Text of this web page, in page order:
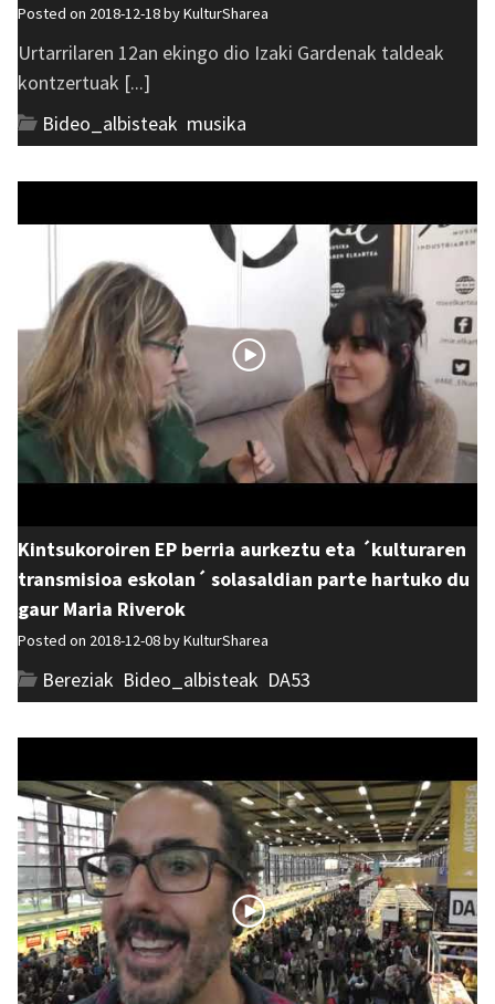
Posted on 2018-12-18 byKulturSharea
Urtarrilaren 12an ekingo dio Izaki Gardenak taldeak
kontzertuak [...]
Bideo_albisteak musika
Kintsukoroiren EP berria aurkeztu eta ´kulturaren
transmisioa eskolan´ solasaldian parte hartuko du
gaur Maria Riverok
Posted on 2018-12-08 byKulturSharea
Bereziak Bideo_albisteak DA53